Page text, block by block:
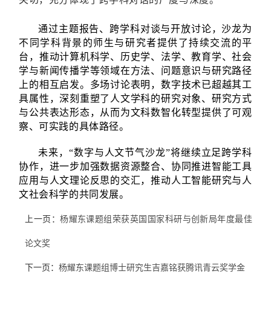
通过主题报告、跨学科对谈与开放讨论，沙龙为
不同学科背景的师生与研究者提供了持续交流的平
台，推动计算机科学、历史学、法学、教育学、社会
学与新闻传播学等领域在方法、问题意识与研究路径
上的相互启发。多场讨论表明，数字技术已超越其工
具属性，深刻重塑了人文学科的研究对象、研究方式
与公共表达形态，从而为文科数智化转型提供了可观
察、可实践的具体路径。
未来，“数字与人文节气沙龙”将继续立足跨学科
协作，进一步加强数据资源整合、协同推进智能工具
应用与人文理论反思的交汇，推动人工智能研究与人
文社会科学的共同发展。
上一页：杨耀东课题组荣获英国国家科研与创新局年度最佳
论文奖
下一页：杨耀东课题组博士研究生吉嘉铭获腾讯青云奖学金